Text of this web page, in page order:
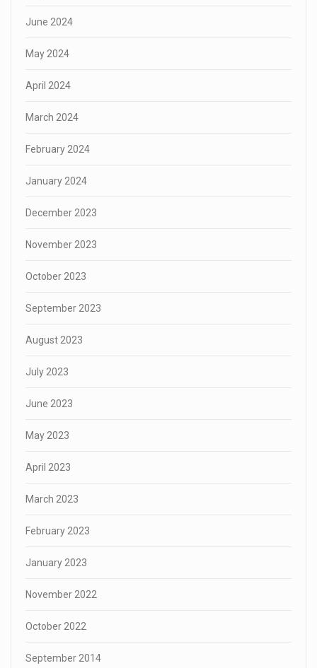
June 2024
May 2024
April 2024
March 2024
February 2024
January 2024
December 2023
November 2023
October 2023
September 2023
August 2023
July 2023
June 2023
May 2023
April 2023
March 2023
February 2023
January 2023
November 2022
October 2022
September 2014